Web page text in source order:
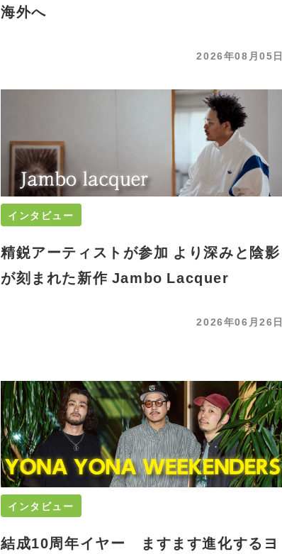
海外へ
2026年08月05日
インタビュー
精鋭アーティストが参加 より深みと陰影
が刻まれた新作 Jambo Lacquer
2026年06月26日
インタビュー
結成10周年イヤー ますます進化するヨ